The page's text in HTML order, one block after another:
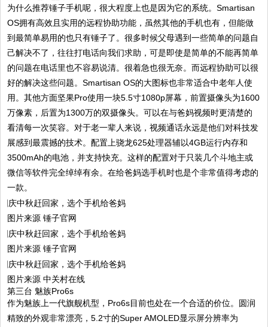
为什么推荐锤子手机呢，很大程度上也是因为它的系统。Smartisan
OS拥有高效且实用的远程协助功能，虽然其他的手机也有，但能做
到最简单易用的也只有锤子了。很多时候父母遇到一些简单的问题自
己解决不了，往往打电话向我们求助，可是即使是简单的不能再简单
的问题在电话里也不容易说清。很着急也很无奈。而远程协助可以很
好的解决这些问题。Smartisan OS的大图标也非常适合中老年人使
用。其他方面坚果Pro使用一块5.5寸1080p屏幕，前置摄像头为1600
万像素，后置为1300万的双摄像头。可以在与爸妈视频时更清楚的
看清每一次笑容。对于老一辈人来说，视频通话永远是他们对科技发
展感到最震撼的技术。配置上骁龙625处理器辅以4GB运行内存和
3500mAh的电池，并支持快充。这样的配置对于只装几个斗地主或
微信等软件完全绰绰有余。在给爸妈选手机时也是个非常值得考虑的
一款。
图片来源 锤子官网
图片来源 锤子官网
图片来源 中关村在线
第三台 魅族Pro6s
作为魅族上一代旗舰机型，Pro6s目前也处在一个合适的价位。圆润
精致的外观非常漂亮，5.2寸的Super AMOLED显示屏分辨率为